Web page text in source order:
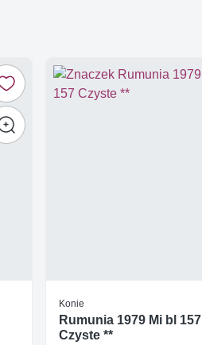
Konie
Rumunia 1979 Mi bl 157
Czyste **